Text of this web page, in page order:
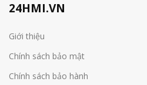
24HMI.VN
Giới thiệu
Chính sách bảo mật
Chính sách bảo hành